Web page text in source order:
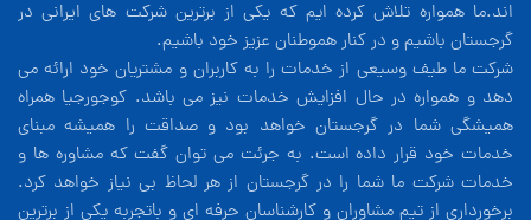
اند.ما همواره تلاش کرده ایم که یکی از برترین شرکت های ایرانی در
گرجستان باشیم و در کنار هموطنان عزیز خود باشیم.
شرکت ما طیف وسیعی از خدمات را به کاربران و مشتریان خود ارائه می
دهد و همواره در حال افزایش خدمات نیز می باشد. کوجورجیا همراه
همیشگی شما در گرجستان خواهد بود و صداقت را همیشه مبنای
خدمات خود قرار داده است. به جرئت می توان گفت که مشاوره ها و
خدمات شرکت ما شما را در گرجستان از هر لحاظ بی نیاز خواهد کرد.
برخورداری از تیم مشاوران و کارشناسان حرفه ای و باتجربه یکی از برترین